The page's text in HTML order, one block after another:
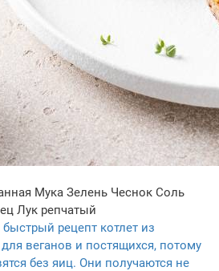
Мука Зелень Чеснок Соль
Лук репчатый
рецепт котлет из
веганов и постящихся, потому
без яиц. Они получаются не